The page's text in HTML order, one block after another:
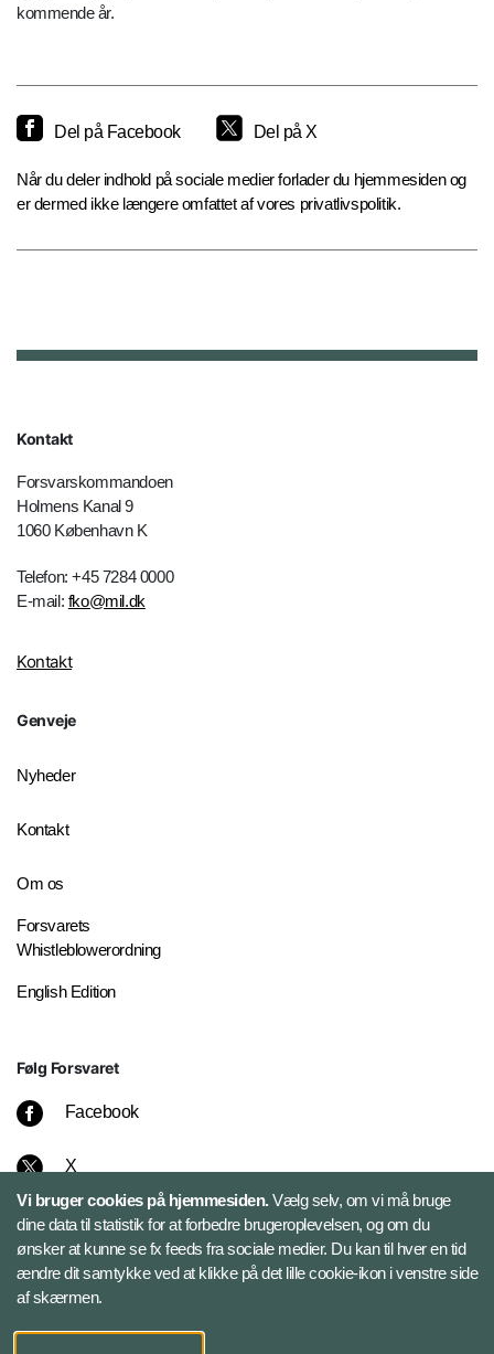
kommende år.
Del på Facebook Del på X
Når du deler indhold på sociale medier forlader du hjemmesiden og
er dermed ikke længere omfattet af vores privatlivspolitik.
Kontakt
Forsvarskommandoen
Holmens Kanal 9
1060 København K
Telefon: +45 7284 0000
E-mail: fko@mil.dk
Kontakt
Genveje
Nyheder
Kontakt
Om os
Forsvarets
Whistleblowerordning
English Edition
Følg Forsvaret
Facebook
X
Instagram
Bluesky
LinkedIn
Vi bruger cookies på hjemmesiden.Vælg selv, om vi må bruge
dine data til statistik for at forbedre brugeroplevelsen, og om du
ønsker at kunne se fx feeds fra sociale medier. Du kan til hver en tid
ændre dit samtykke ved at klikke på det lille cookie-ikon i venstre side
af skærmen.